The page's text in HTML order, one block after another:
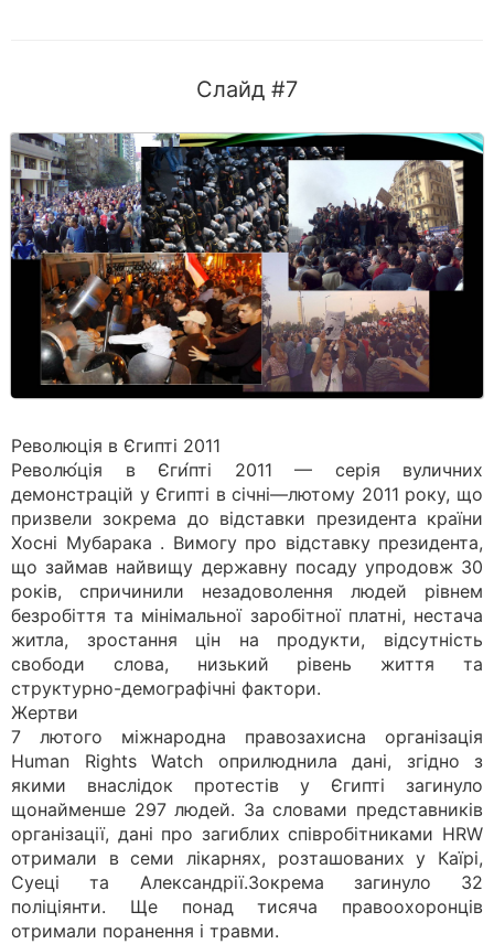
Слайд #7
Революція в Єгипті 2011
Револю́ція в Єги́пті 2011 — серія вуличних
демонстрацій у Єгипті в січні—лютому 2011 року, що
призвели зокрема до відставки президента країни
Хосні Мубарака . Вимогу про відставку президента,
що займав найвищу державну посаду упродовж 30
років, спричинили незадоволення людей рівнем
безробіття та мінімальної заробітної платні, нестача
житла, зростання цін на продукти, відсутність
свободи слова, низький рівень життя та
структурно-демографічні фактори.
Жертви
7 лютого міжнародна правозахисна організація
Human Rights Watch оприлюднила дані, згідно з
якими внаслідок протестів у Єгипті загинуло
щонайменше 297 людей. За словами представників
організації, дані про загиблих співробітниками HRW
отримали в семи лікарнях, розташованих у Каїрі,
Суеці та Александрії.Зокрема загинуло 32
поліціянти. Ще понад тисяча правоохоронців
отримали поранення і травми.